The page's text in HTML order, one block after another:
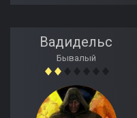
Вадидельс
Бывалый